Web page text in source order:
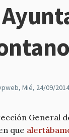
, Mié, 24/09/
General
que